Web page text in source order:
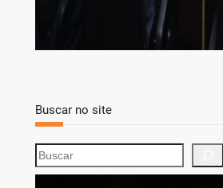
Buscar no site
S
e